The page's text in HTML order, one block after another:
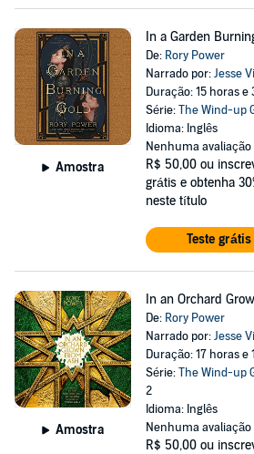
Amostra
In a Garden
De: Rory Power
Narrado por:Jesse
Duração: 15 horas
Série:The Wind-up
Idioma: Inglês
Nenhuma avaliação
R$ 50,00 ou
grátis e obtenha
neste título
Teste
Amostra
In an Orchard
De: Rory Power
Narrado por:Jesse
Duração: 17 horas e
Série:The Wind-up
2
Idioma: Inglês
Nenhuma avaliação
R$ 50,00 ou